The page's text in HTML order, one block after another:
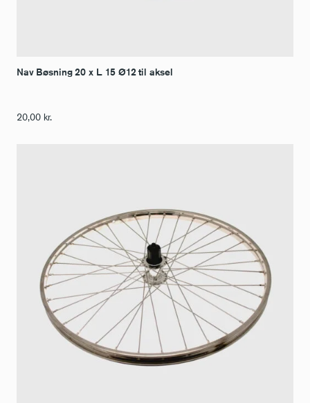
Nav Bøsning 20 x L. 15 Ø12 til aksel
20,00 kr.